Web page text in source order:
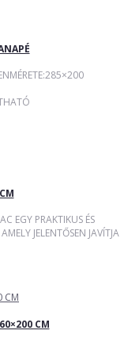
EGY PRAKTIKUS ÉS
JELENTŐSEN JAVÍTJA
CM